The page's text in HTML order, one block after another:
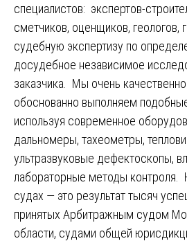
специалистов: экспертов-
сметчиков, оценщиков, геологов,
судебную экспертизу по
досудебное независимое
заказчика. Мы очень
обоснованно выполняем
используя современное
дальномеры, тахеометры,
ультразвуковые дефектоскопы,
лабораторные методы контроля.
судах — это результат тысяч
принятых Арбитражным судом
области, судами общей